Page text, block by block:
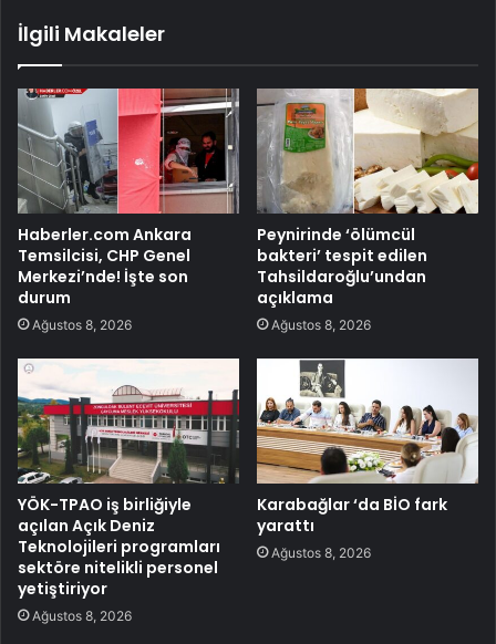
İlgili Makaleler
Haberler.com Ankara
Temsilcisi, CHP Genel
Merkezi’nde! İşte son
durum
Ağustos 8, 2026
Peynirinde ‘ölümcül
bakteri’ tespit edilen
Tahsildaroğlu’undan
açıklama
Ağustos 8, 2026
YÖK-TPAO iş birliğiyle
açılan Açık Deniz
Teknolojileri programları
sektöre nitelikli personel
yetiştiriyor
Ağustos 8, 2026
Karabağlar ‘da BİO fark
yarattı
Ağustos 8, 2026